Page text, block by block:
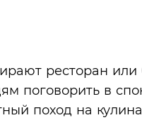
ресторан или
поговорить в
поход на